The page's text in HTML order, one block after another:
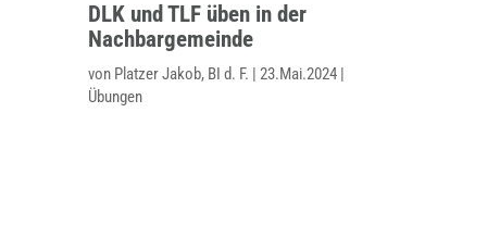
DLK und TLF üben in der
Nachbargemeinde
von Platzer Jakob, BI d. F. | 23.Mai.2024|
Übungen